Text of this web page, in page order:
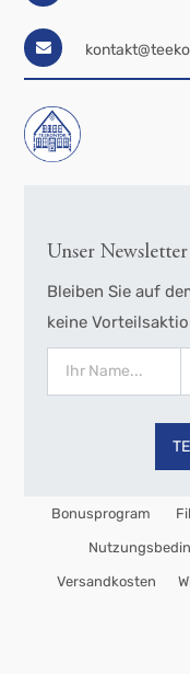
Unser
Bleiben Sie auf
keine
Bonusprogram
Versandkosten